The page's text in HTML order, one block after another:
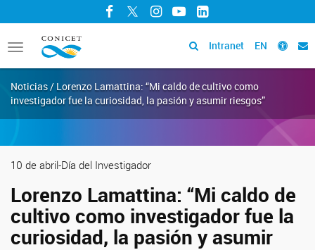
Facebook
TwitterInstagram
YouTubeLinkedIn
Toggle
navigation
Intranet EN
Noticias / Lorenzo Lamattina: “Mi caldo de cultivo como
investigador fue la curiosidad, la pasión y asumir riesgos”
10 de abril-Día del Investigador
Lorenzo Lamattina: “Mi caldo de
cultivo como investigador fue la
curiosidad, la pasión y asumir